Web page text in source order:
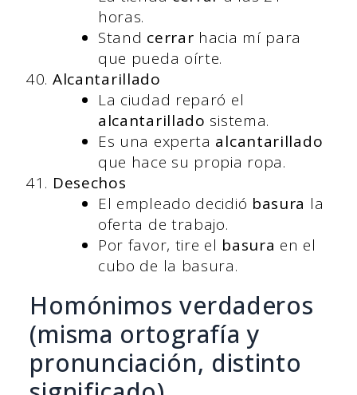
horas.
Stand cerrar hacia mí para
que pueda oírte.
Alcantarillado
La ciudad reparó el
alcantarillado sistema.
Es una experta alcantarillado
que hace su propia ropa.
Desechos
El empleado decidió basura la
oferta de trabajo.
Por favor, tire el basura en el
cubo de la basura.
Homónimos verdaderos
(misma ortografía y
pronunciación, distinto